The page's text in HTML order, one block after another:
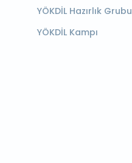
YÖKDİL Hazırlık Grubu
YÖKDİL Kampı